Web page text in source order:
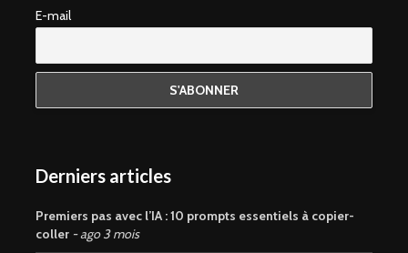
E-mail
Derniers articles
Premiers pas avec l’IA : 10 prompts essentiels à copier-
coller
ago 3 mois